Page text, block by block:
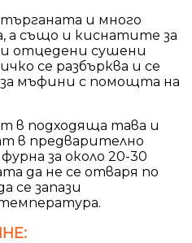
и много
а също и киснатите за
и отцедени сушени
се разбърква и се
мъфини с помощта на
в подходяща тава и
в предварително
за около 20-30
да не се отваря по
се запази